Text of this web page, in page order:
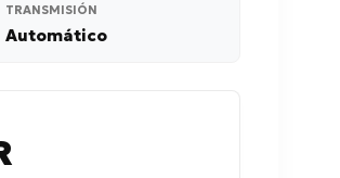
TRANSMISIÓN
Automático